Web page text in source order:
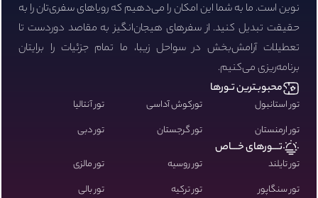
نوین است. ما به شما این امکان را می‌دهیم که رویاهای سفری‌تان را به
حقیقت تبدیل کنید. از سفرهای هیجان‌انگیز به مقاصد دوردست تا
تعطیلات آرامش‌بخش در سواحل زیبا، ما تمام جزئیات را برایتان
برنامه‌ریزی می‌کنیم.
محبوبـترین تـورها
تور استانبول تورکوش آداسی
تور آنتالیا
تور ارمنستان
تور گرجستان تور دبی
تـــورهای خـــاص
تور تایلند تور روسیه
تور مالزی
تور سنگاپور
تور ترکیه تور بالی